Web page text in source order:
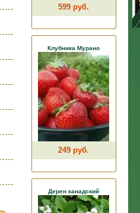
599 руб.
Клубника Мурано
249 руб.
Дерен канадский